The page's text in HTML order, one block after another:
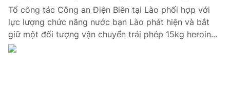
Hậu trường
Nhân vật
Khán giả
Điện ảnh
Âm nhạc
Sao
Đời sống
Du lịch
Giáo dục
Tổ công tác Công an Điện Biên tại Lào phối hợp với
lực lượng chức năng nước bạn Lào phát hiện và bắt
giữ một đối tượng vận chuyển trái phép 15kg heroin...